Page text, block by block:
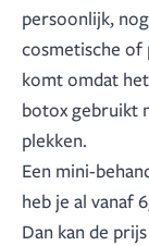
persoonlijk,
cosmetische of
komt omdat
botox gebruikt
plekken.
Een mini-
heb je al vanaf
Dan kan de